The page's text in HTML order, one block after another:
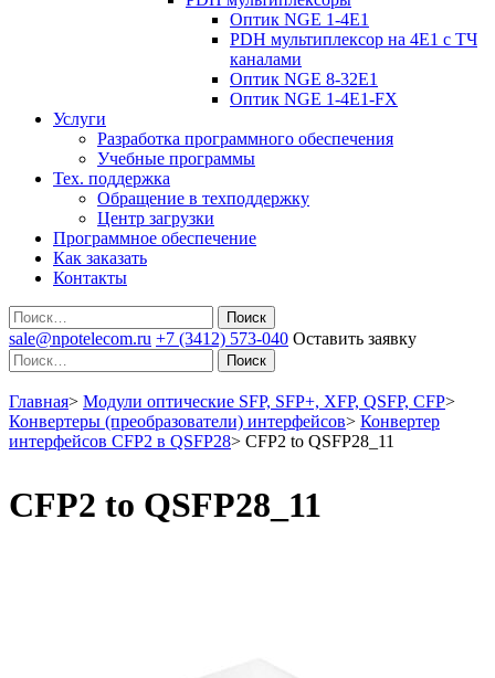
Оптик NGE 1-4E1
PDH мультиплексор на 4Е1 с ТЧ
каналами
Оптик NGE 8-32E1
Оптик NGE 1-4E1-FX
Услуги
Разработка программного обеспечения
Учебные программы
Тех. поддержка
Обращение в техподдержку
Центр загрузки
Программное обеспечение
Как заказать
Контакты
Поиск
sale@npotelecom.ru +7 (3412) 573-040 Оставить заявку
Поиск
Главная> Модули оптические SFP, SFP+, XFP, QSFP, CFP>
Конвертеры (преобразователи) интерфейсов> Конвертер
интерфейсов CFP2 в QSFP28> CFP2 to QSFP28_11
CFP2 to QSFP28_11